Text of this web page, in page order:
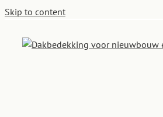
Skip to content